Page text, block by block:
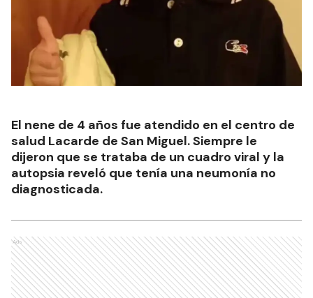
El nene de 4 años fue atendido en el centro de
salud Lacarde de San Miguel. Siempre le
dijeron que se trataba de un cuadro viral y la
autopsia reveló que tenía una neumonía no
diagnosticada.
Ads